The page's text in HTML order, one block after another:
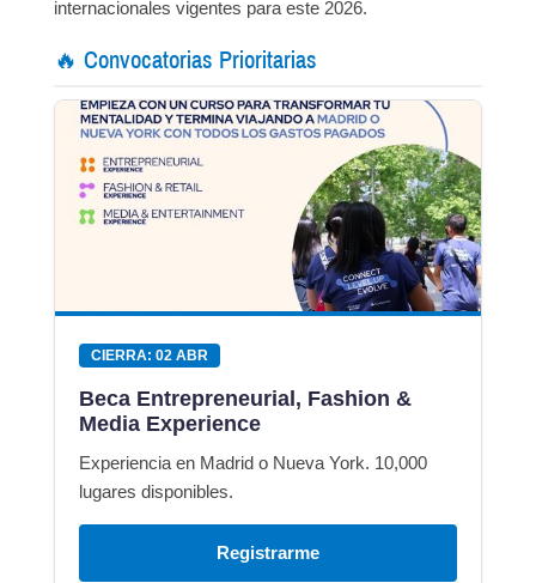
internacionales vigentes para este 2026.
🔥 Convocatorias Prioritarias
CIERRA: 02 ABR
Beca Entrepreneurial, Fashion &
Media Experience
Experiencia en Madrid o Nueva York. 10,000
lugares disponibles.
Registrarme